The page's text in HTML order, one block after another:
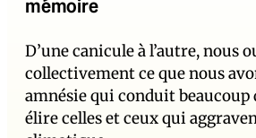
mémoire
D’une canicule à l’autre, nous
collectivement ce que nous
amnésie qui conduit beaucoup
élire celles et ceux qui